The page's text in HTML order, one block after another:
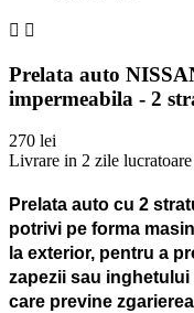
 
Prelata auto
impermeabila - 2
270 lei
Livrare in 2 zile lucratoare
Prelata auto cu 2
potrivi pe forma
la exterior, pentru a
zapezii sau
care previne